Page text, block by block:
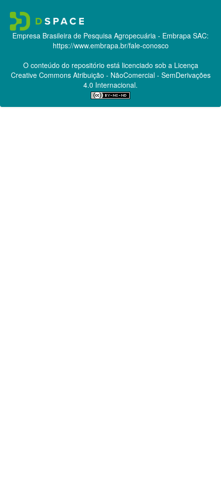
Empresa Brasileira de Pesquisa Agropecuária - Embrapa SAC:
https://www.embrapa.br/fale-conosco
O conteúdo do repositório está licenciado sob a Licença
Creative CommonsAtribuição - NãoComercial - SemDerivações
4.0 Internacional.